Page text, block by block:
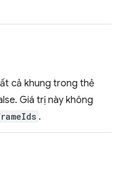
cả khung trong thẻ
Giá trị này không
.